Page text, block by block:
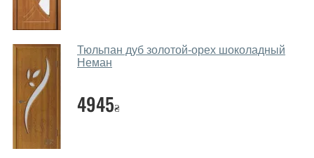
євробрусу (власного сушіння), що покривається МДФ
накладками товщиною 20 мм. Завдяки такій товщині
МДФ, вся конструкція виходить дуже міцною та
надійною.
Наші рекомендації залежать від необхідних
параметрів, бюджету та інших факторів. Підбір
дверних полотен проводиться індивідуально для
Тюльпан дуб золотой-орех шоколадный
Неман
4945₴